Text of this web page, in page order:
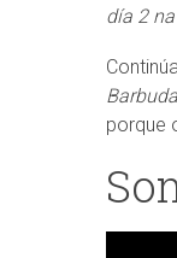
día 2
Barbuda
porque